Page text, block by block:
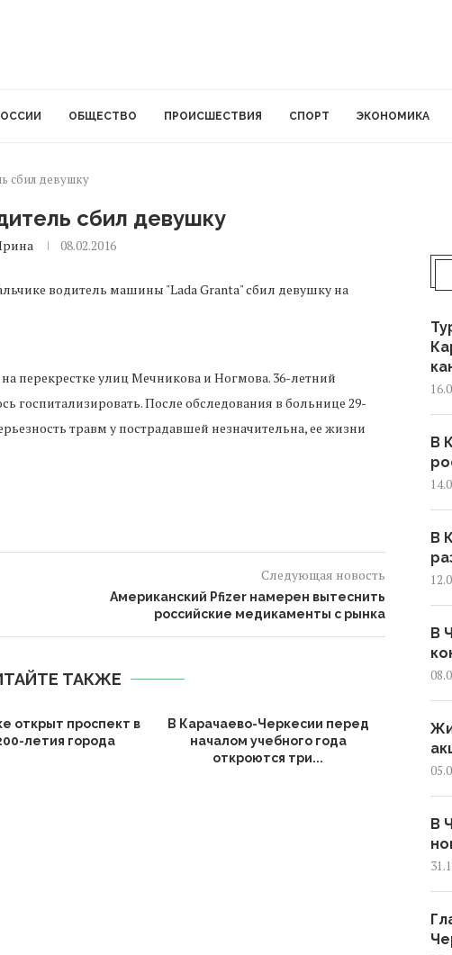
ОБЩЕСТВО ПРОИСШЕСТВИЯ СПОРТ ЭКОНОМИКА
сбил девушку
сбил девушку
08.02.2016
водитель машины "Lada Granta" сбил девушку на
перекрестке улиц Мечникова и Ногмова. 36-летний
После обследования в больнице 29-
травм у пострадавшей незначительна, ее жизни
Следующая новость
Американский Pfizer намерен вытеснить
российские медикаменты с рынка
ТАКЖЕ
открыт проспект в
летия города
В Карачаево-Черкесии перед
началом учебного года
откроются три...
В
В
В
В